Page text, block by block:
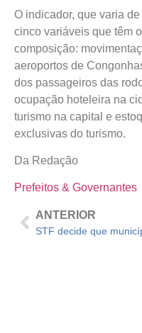
O indicador, que varia
cinco variáveis que têm
composição:
aeroportos de
dos passageiros das
ocupação hoteleira na
turismo na capital e
exclusivas do turismo.
Da Redação
Prefeitos & Governantes
ANTERIOR